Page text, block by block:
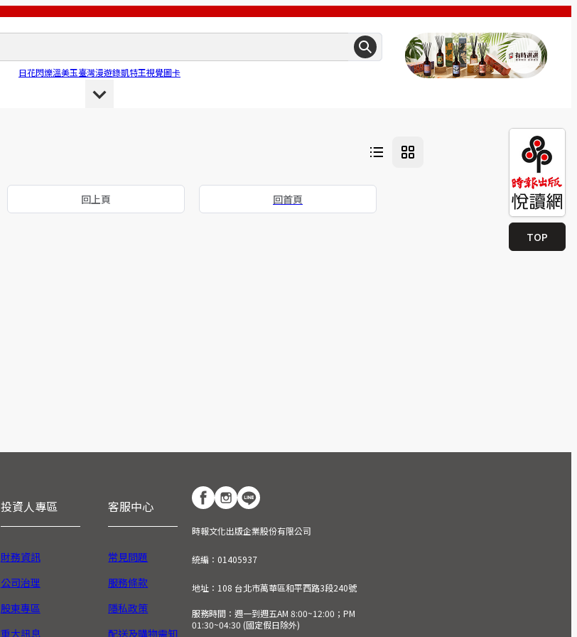
日花閃爍溫美玉臺灣漫遊錄凱特王視覺圖卡
TOP
回上頁 回首頁
投資人專區
財務資訊
公司治理
股東專區
重大訊息
客服中心
常見問題
服務條款
隱私政策
配送及購物需知
時報文化出版企業股份有限公司
統編：01405937
地址：108 台北市萬華區和平西路3段240號
服務時間：週一到週五AM 8:00~12:00；PM
01:30~04:30 (國定假日除外)